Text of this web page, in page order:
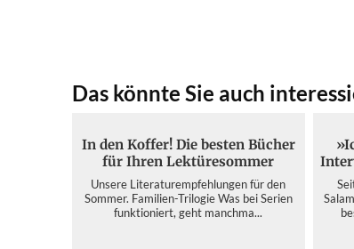
Das könnte Sie auch
In den Koffer! Die besten Bücher
für Ihren Lektüresommer
Unsere Literaturempfehlungen für den
Sommer. Familien-Trilogie Was bei Serien
funktioniert, geht manchma...